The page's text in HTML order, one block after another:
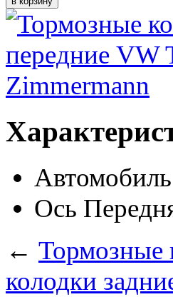
Автомобиль
Ось
← Тормозные
колодки